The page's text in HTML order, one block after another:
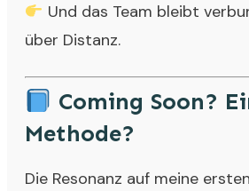
Und das Team bleibt
über Distanz.
Coming Soon?
Methode?
Die Resonanz auf meine